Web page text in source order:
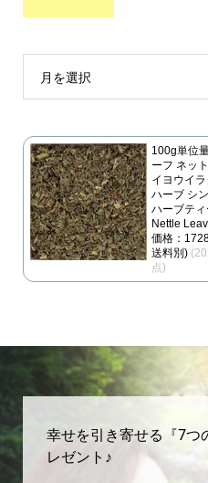
月を選択
100g単位
ーフ ネッ
イヨウイ
ハーブ シ
ハーブテ
Nettle
価格：
送料別)
点)
幸せを引き寄せる『7つ
レゼント♪